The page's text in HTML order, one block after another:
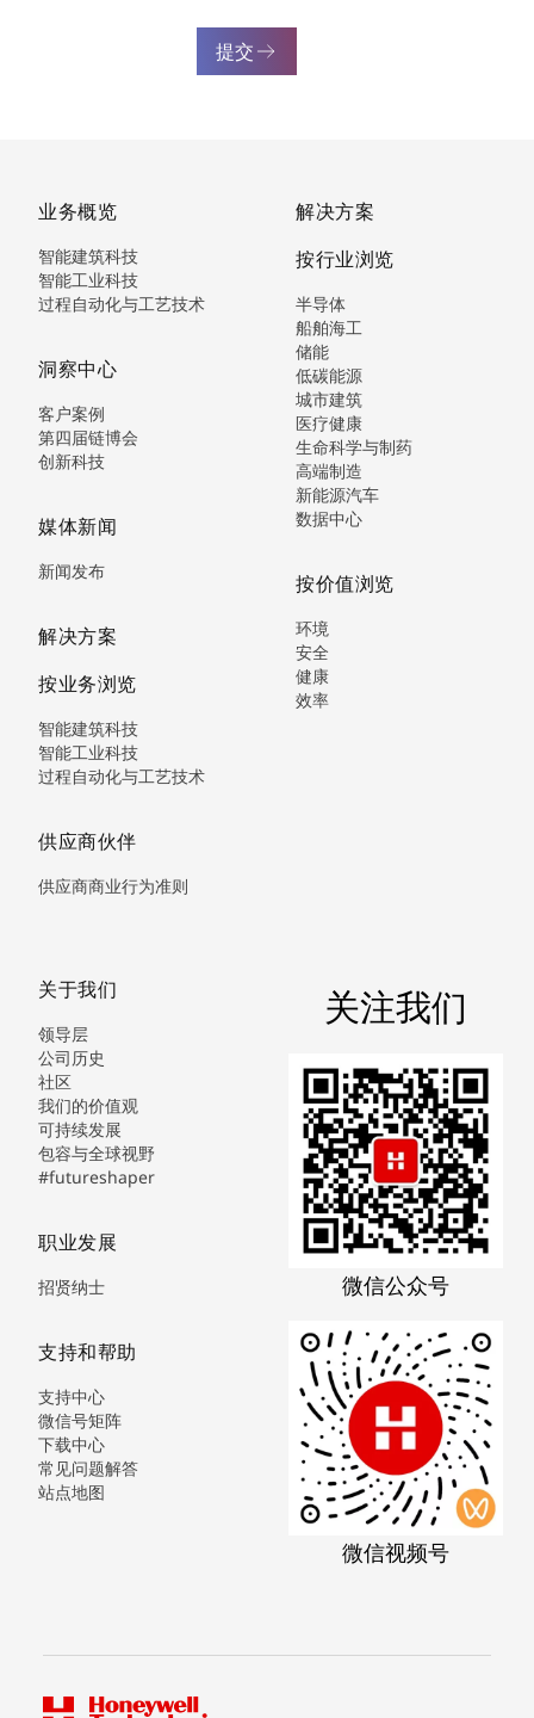
提交
业务概览
智能建筑科技
智能工业科技
过程自动化与工艺技术
洞察中心
客户案例
第四届链博会
创新科技
媒体新闻
新闻发布
解决方案
按业务浏览
智能建筑科技
智能工业科技
过程自动化与工艺技术
供应商伙伴
供应商商业行为准则
解决方案
按行业浏览
半导体
船舶海工
储能
低碳能源
城市建筑
医疗健康
生命科学与制药
高端制造
新能源汽车
数据中心
按价值浏览
环境
安全
健康
效率
关于我们
领导层
公司历史
社区
我们的价值观
可持续发展
包容与全球视野
#futureshaper
职业发展
招贤纳士
支持和帮助
支持中心
微信号矩阵
下载中心
常见问题解答
站点地图
关注我们
微信公众号
微信视频号